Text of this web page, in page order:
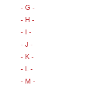
- G -
- H -
- I -
- J -
- K -
- L -
- M -